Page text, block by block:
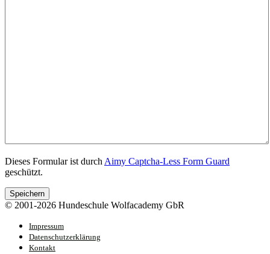
Dieses Formular ist durch Aimy Captcha-Less Form Guard
geschützt.
Speichern
© 2001-2026 Hundeschule Wolfacademy GbR
Impressum
Datenschutzerklärung
Kontakt